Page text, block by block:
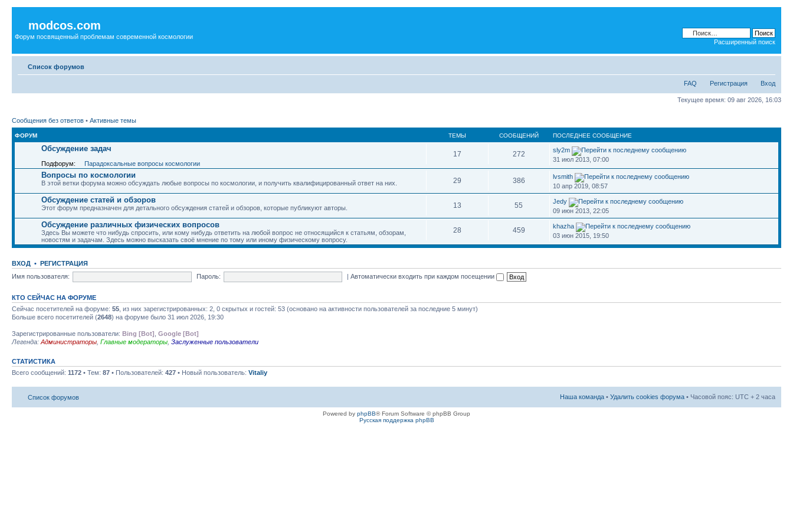
modcos.com
Форум посвященный проблемам современной космологии
Расширенный поиск
Список форумов
FAQ Регистрация Вход
Текущее время: 09 авг 2026, 16:03
Сообщения без ответов • Активные темы
ФОРУМ ТЕМЫ СООБЩЕНИЙ ПОСЛЕДНЕЕ СООБЩЕНИЕ
Обсуждение задач
Подфорум: Парадоксальные вопросы космологии
17 272
sly2m
31 июл 2013, 07:00
Вопросы по космологии
В этой ветки форума можно обсуждать любые вопросы по космологии, и получить квалифицированный ответ на них. 29 386
lvsmith
10 апр 2019, 08:57
Обсуждение статей и обзоров
Этот форум предназначен для детального обсуждения статей и обзоров, которые публикуют авторы. 13 55
Jedy
09 июн 2013, 22:05
Обсуждение различных физических вопросов
Здесь Вы можете что нибудь спросить, или кому нибудь ответить на любой вопрос не относящийся к статьям, обзорам,
новостям и задачам. Здесь можно высказать своё мнение по тому или иному физическому вопросу.
28 459
khazha
03 июн 2015, 19:50
ВХОД • РЕГИСТРАЦИЯ
Имя пользователя:
Пароль: |Автоматически входить при каждом посещении
КТО СЕЙЧАС НА ФОРУМЕ
Сейчас посетителей на форуме: 55 , из них зарегистрированных: 2, 0 скрытых и гостей: 53 (основано на активности пользователей за последние 5 минут)
Больше всего посетителей (2648) на форуме было 31 июл 2026, 19:30
Зарегистрированные пользователи: Bing [Bot] Google [Bot]
Легенда: Администраторы Главные модераторы Заслуженные пользователи
СТАТИСТИКА
Всего сообщений: 1172 • Тем: 87 • Пользователей: 427 • Новый пользователь: Vitaliy
Список форумов Наша команда • Удалить cookies форума • Часовой пояс: UTC + 2 часа
Powered by phpBB® Forum Software © phpBB Group
Русская поддержка phpBB